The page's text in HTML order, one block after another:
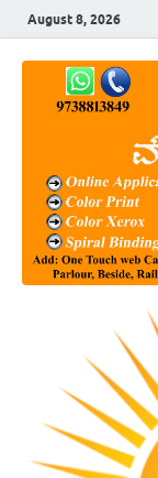
August 8, 2026